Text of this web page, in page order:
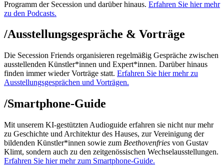
Programm der Secession und darüber hinaus. Erfahren Sie hier mehr
zu den Podcasts.
/Ausstellungsgespräche & Vorträge
Die Secession Friends organisieren regelmäßig Gespräche zwischen
ausstellenden Künstler*innen und Expert*innen. Darüber hinaus
finden immer wieder Vorträge statt. Erfahren Sie hier mehr zu
Ausstellungsgesprächen und Vorträgen.
/Smartphone-Guide
Mit unserem KI-gestützten Audioguide erfahren sie nicht nur mehr
zu Geschichte und Architektur des Hauses, zur Vereinigung der
bildenden Künstler*innen sowie zum Beethovenfries von Gustav
Klimt, sondern auch zu den zeitgenössischen Wechselausstellungen.
Erfahren Sie hier mehr zum Smartphone-Guide.